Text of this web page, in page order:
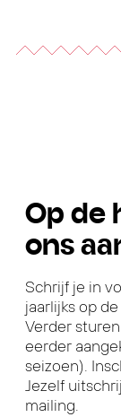
Op de
ons
Schrijf je in
jaarlijks op
Verder
eerder
seizoen).
Jezelf
mailing.